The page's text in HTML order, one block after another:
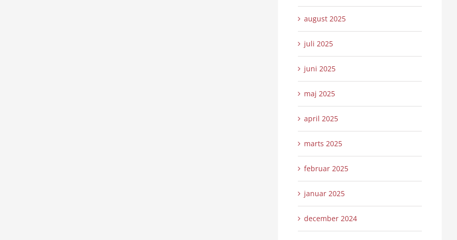
august 2025
juli 2025
juni 2025
maj 2025
april 2025
marts 2025
februar 2025
januar 2025
december 2024